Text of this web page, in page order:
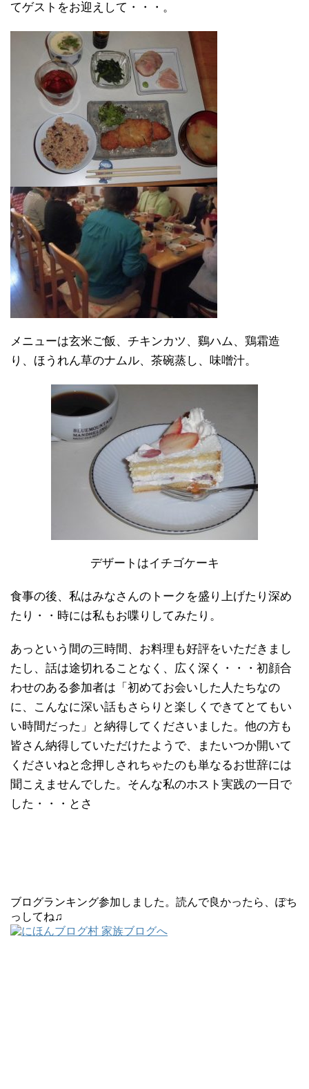
てゲストをお迎えして・・・。
メニューは玄米ご飯、チキンカツ、鷄ハム、鶏霜造
り、ほうれん草のナムル、茶碗蒸し、味噌汁。
デザートはイチゴケーキ
食事の後、私はみなさんのトークを盛り上げたり深め
たり・・時には私もお喋りしてみたり。
あっという間の三時間、お料理も好評をいただきまし
たし、話は途切れることなく、広く深く・・・初顔合
わせのある参加者は「初めてお会いした人たちなの
に、こんなに深い話もさらりと楽しくできてとてもい
い時間だった」と納得してくださいました。他の方も
皆さん納得していただけたようで、またいつか開いて
くださいねと念押しされちゃたのも単なるお世辞には
聞こえませんでした。そんな私のホスト実践の一日で
した・・・とさ
ブログランキング参加しました。読んで良かったら、ぽち
っしてね♫